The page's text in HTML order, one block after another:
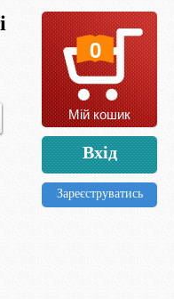
0
Мій кошик
Вхід
Зареєструватись